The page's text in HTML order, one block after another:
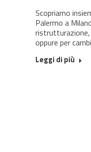
Scopriamo
Palermo a
ristrutturazione,
oppure per
Leggi di più